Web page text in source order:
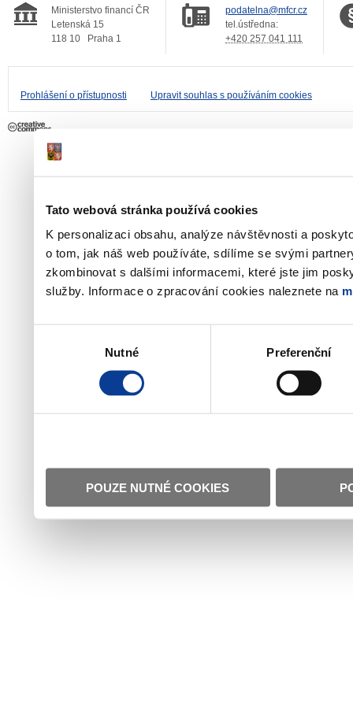
Tato webová stránka používá cookies
K personalizaci obsahu, analýze návštěvnosti a
o tom, jak náš web používáte, sdílíme se svými
zkombinovat s dalšími informacemi, které jste jim
služby. Informace o zpracování cookies naleznete na
Nutné Preferenční
POUZE NUTNÉ COOKIES
Ministerstvo financí ČR
Letenská 15
118 10
Praha 1
podatelna@mfcr.cz
tel.ústředna:
+420 257 041 111
Prohlášení o přístupnosti Upravit souhlas s používáním cookies